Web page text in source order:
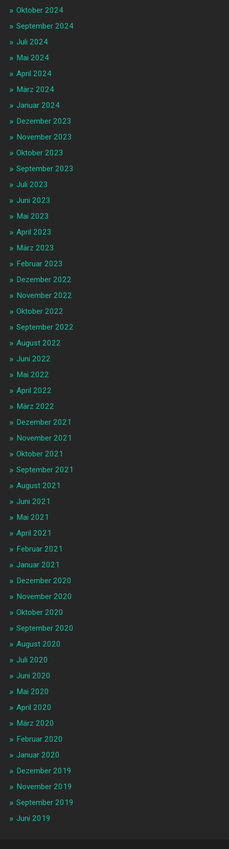
Oktober 2024
September 2024
Juli 2024
Mai 2024
April 2024
März 2024
Januar 2024
Dezember 2023
November 2023
Oktober 2023
September 2023
Juli 2023
Juni 2023
Mai 2023
April 2023
März 2023
Februar 2023
Dezember 2022
November 2022
Oktober 2022
September 2022
August 2022
Juni 2022
Mai 2022
April 2022
März 2022
Dezember 2021
November 2021
Oktober 2021
September 2021
August 2021
Juni 2021
Mai 2021
April 2021
Februar 2021
Januar 2021
Dezember 2020
November 2020
Oktober 2020
September 2020
August 2020
Juli 2020
Juni 2020
Mai 2020
April 2020
März 2020
Februar 2020
Januar 2020
Dezember 2019
November 2019
September 2019
Juni 2019